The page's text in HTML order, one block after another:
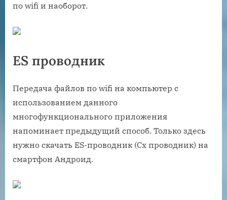
по wifi и наоборот.
ES проводник
Передача файлов по wifi на компьютер с
использованием данного
многофункционального приложения
напоминает предыдущий способ. Только здесь
нужно скачать ES-проводник (Cx проводник) на
смартфон Андроид.